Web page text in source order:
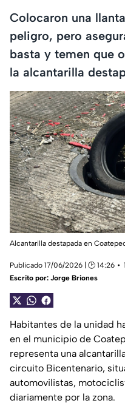
Colocaron una
peligro, pero
basta y temen que
la alcantarilla
Alcantarilla destapada en
Publicado 17/06/2026 | 🕑 14:26
Escrito por: Jorge Briones
Habitantes de la unidad
en el municipio de
representa una
circuito Bicentenario,
automovilistas,
diariamente por la zona.